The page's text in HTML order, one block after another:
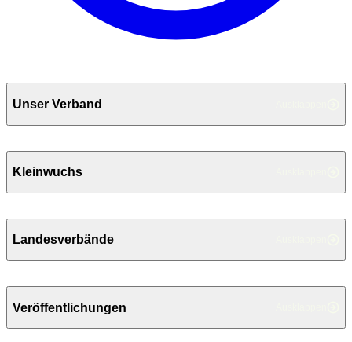
Unser Verband
Kleinwuchs
Landesverbände
Veröffentlichungen